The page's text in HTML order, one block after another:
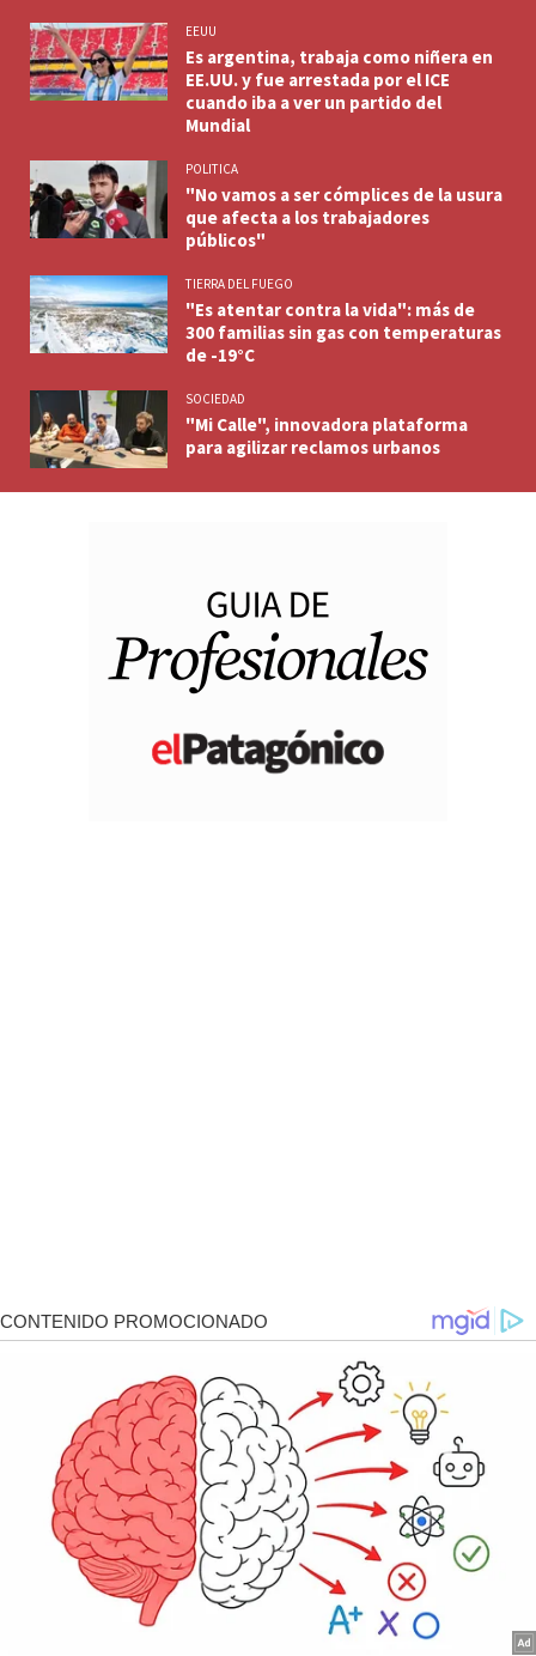
EEUU
Es argentina, trabaja como niñera en
EE.UU. y fue arrestada por el ICE
cuando iba a ver un partido del
Mundial
POLITICA
"No vamos a ser cómplices de la usura
que afecta a los trabajadores
públicos"
TIERRA DEL FUEGO
"Es atentar contra la vida": más de
300 familias sin gas con temperaturas
de -19°C
SOCIEDAD
"Mi Calle", innovadora plataforma
para agilizar reclamos urbanos